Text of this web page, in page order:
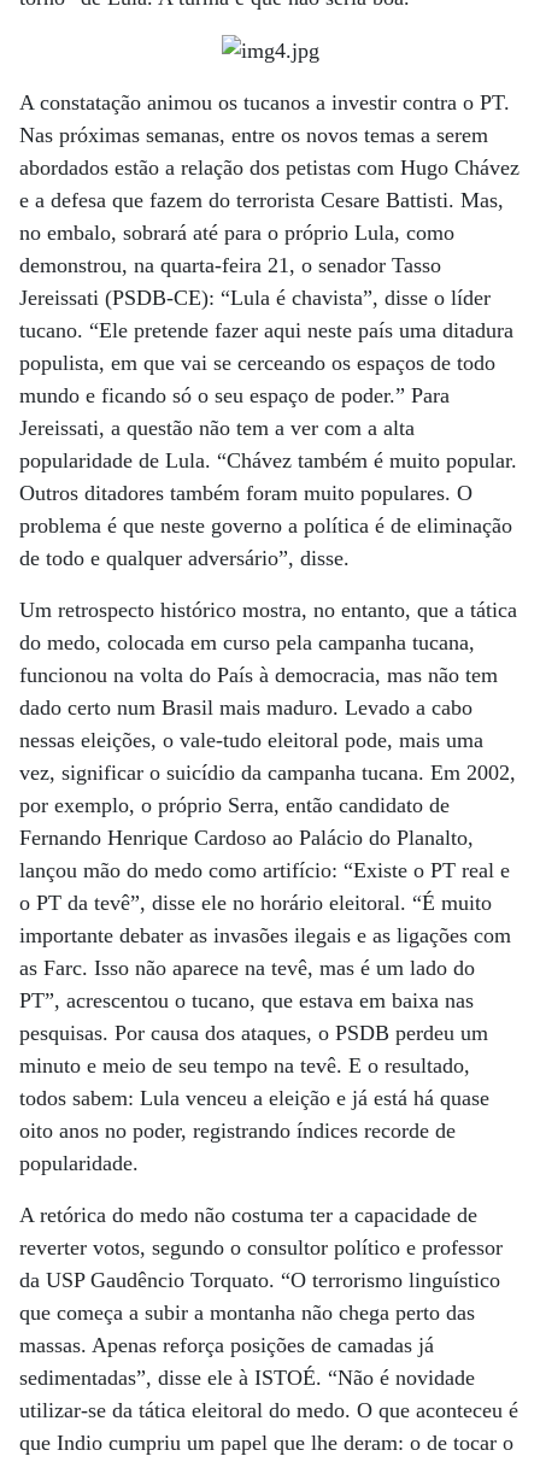
A constatação animou os tucanos a investir contra o PT.
Nas próximas semanas, entre os novos temas a serem
abordados estão a relação dos petistas com Hugo Chávez
e a defesa que fazem do terrorista Cesare Battisti. Mas,
no embalo, sobrará até para o próprio Lula, como
demonstrou, na quarta-feira 21, o senador Tasso
Jereissati (PSDB-CE): “Lula é chavista”, disse o líder
tucano. “Ele pretende fazer aqui neste país uma ditadura
populista, em que vai se cerceando os espaços de todo
mundo e ficando só o seu espaço de poder.” Para
Jereissati, a questão não tem a ver com a alta
popularidade de Lula. “Chávez também é muito popular.
Outros ditadores também foram muito populares. O
problema é que neste governo a política é de eliminação
de todo e qualquer adversário”, disse.
Um retrospecto histórico mostra, no entanto, que a tática
do medo, colocada em curso pela campanha tucana,
funcionou na volta do País à democracia, mas não tem
dado certo num Brasil mais maduro. Levado a cabo
nessas eleições, o vale-tudo eleitoral pode, mais uma
vez, significar o suicídio da campanha tucana. Em 2002,
por exemplo, o próprio Serra, então candidato de
Fernando Henrique Cardoso ao Palácio do Planalto,
lançou mão do medo como artifício: “Existe o PT real e
o PT da tevê”, disse ele no horário eleitoral. “É muito
importante debater as invasões ilegais e as ligações com
as Farc. Isso não aparece na tevê, mas é um lado do
PT”, acrescentou o tucano, que estava em baixa nas
pesquisas. Por causa dos ataques, o PSDB perdeu um
minuto e meio de seu tempo na tevê. E o resultado,
todos sabem: Lula venceu a eleição e já está há quase
oito anos no poder, registrando índices recorde de
popularidade.
A retórica do medo não costuma ter a capacidade de
reverter votos, segundo o consultor político e professor
da USP Gaudêncio Torquato. “O terrorismo linguístico
que começa a subir a montanha não chega perto das
massas. Apenas reforça posições de camadas já
sedimentadas”, disse ele à ISTOÉ. “Não é novidade
utilizar-se da tática eleitoral do medo. O que aconteceu é
que Indio cumpriu um papel que lhe deram: o de tocar o